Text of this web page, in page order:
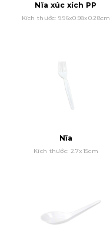
Nĩa xúc xích PP
Kích thước: 9.96x0.98x0.28cm
Nĩa
Kích thước: 2.7x15cm